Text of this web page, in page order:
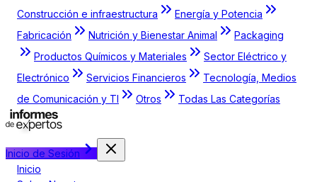
Construcción e infraestructura
Energía y Potencia
Fabricación
Nutrición y Bienestar Animal
Packaging
Productos Químicos y Materiales
Sector Eléctrico y
Electrónico
Servicios Financieros
Tecnología, Medios
de Comunicación y TI
Otros Todas Las Categorías
Inicio de Sesión
Inicio